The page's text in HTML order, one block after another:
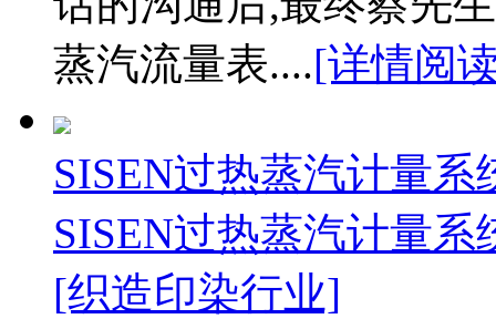
蒸汽流量表....[详情阅
SISEN过热蒸汽计量
SISEN过热蒸汽计量
[织造印染行业]